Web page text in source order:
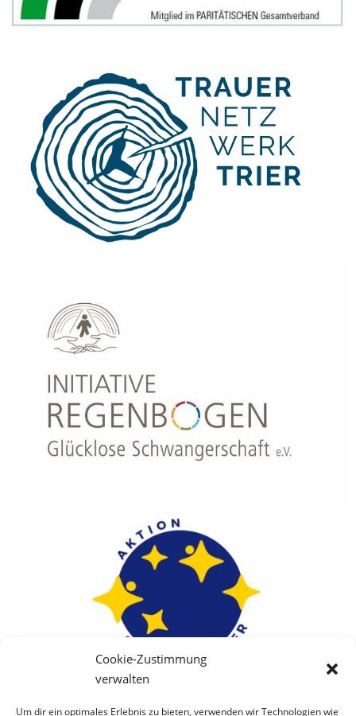
Cookie-Zustimmung
verwalten
Um dir ein optimales Erlebnis zu bieten, verwenden wir Technologien wie